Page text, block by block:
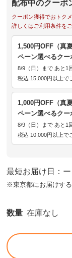
配布中のクーポ
クーポン獲得でおトク
詳しくはご利用条件を
1,500円OFF（真
ペーン選べるクー
8/9（日）まで あと1
税込 15,000円以上で
1,000円OFF（真
ペーン選べるクー
8/9（日）まで あと1
税込 10,000円以上で
最短お届け日：ー
※東京都にお届けす
数量 在庫なし